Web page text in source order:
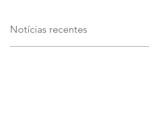
Notícias recentes